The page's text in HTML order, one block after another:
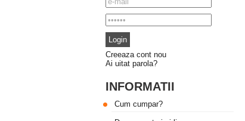
Creeaza cont nou
Ai uitat parola?
INFORMATII
Cum cumpar?